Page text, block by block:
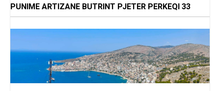
PUNIME ARTIZANE BUTRINT PJETER PERKEQI 33